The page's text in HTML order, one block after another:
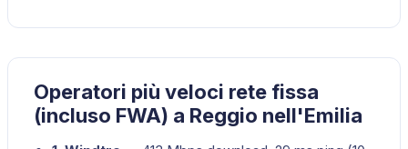
Operatori più veloci rete fissa
(incluso FWA) a Reggio nell'Emilia